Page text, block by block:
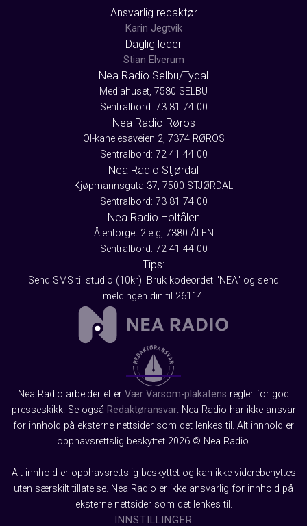
Ansvarlig redaktør
Karin Jegtvik
Daglig leder
Stian Elverum
Nea Radio Selbu/Tydal
Mediahuset, 7580 SELBU
Sentralbord: 73 81 74 00
Nea Radio Røros
Ol-kanelesaveien 2, 7374 RØROS
Sentralbord: 72 41 44 00
Nea Radio Stjørdal
Kjøpmannsgata 37, 7500 STJØRDAL
Sentralbord: 73 81 74 00
Nea Radio Holtålen
Ålentorget 2.etg, 7380 ÅLEN
Sentralbord: 72 41 44 00
Tips:
Send SMS til studio (10kr): Bruk kodeordet "NEA" og send
meldingen din til 26114.
Nea Radio arbeider etter Vær Varsom-plakatens regler for god
presseskikk. Se også Redaktøransvar. Nea Radio har ikke ansvar
for innhold på eksterne nettsider som det lenkes til. Alt innhold er
opphavsrettslig beskyttet 2026 © Nea Radio.
Alt innhold er opphavsrettslig beskyttet og kan ikke viderebenyttes
uten særskilt tillatelse. Nea Radio er ikke ansvarlig for innhold på
eksterne nettsider som det lenkes til.
INNSTILLINGER